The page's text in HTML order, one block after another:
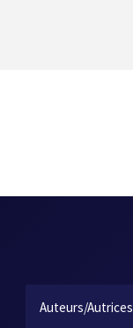
Auteurs/Autrices